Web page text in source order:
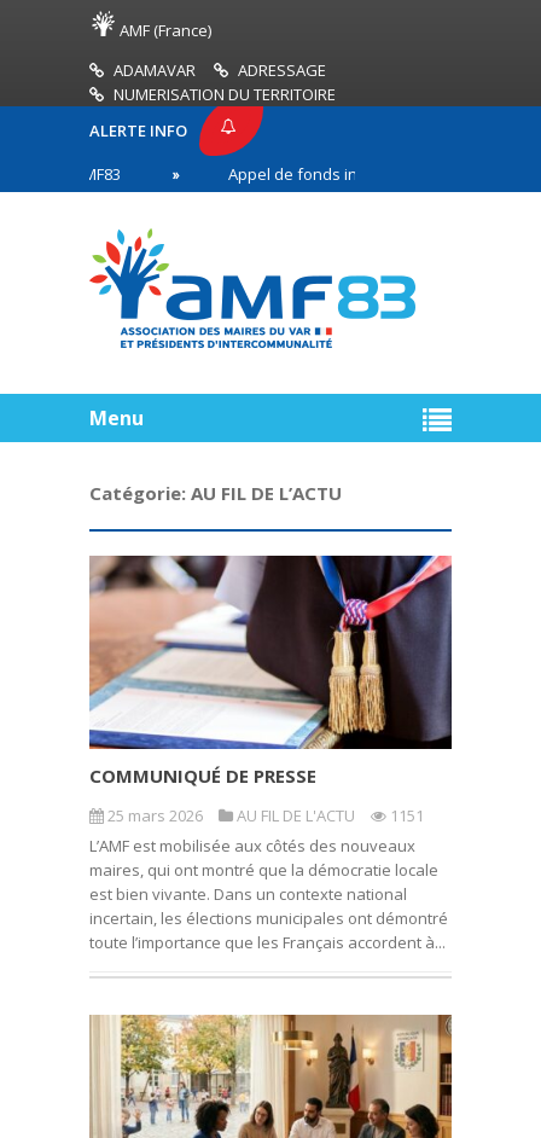
AMF (France)
ADAMAVAR
ADRESSAGE
NUMERISATION DU TERRITOIRE
ALERTE INFO
Appel de fonds incendies de forêt
première ligne
Menu
Catégorie: AU FIL DE L’ACTU
COMMUNIQUÉ DE PRESSE
25 mars 2026 AU FIL DE L'ACTU
1151
L’AMF est mobilisée aux côtés des nouveaux
maires, qui ont montré que la démocratie locale
est bien vivante. Dans un contexte national
incertain, les élections municipales ont démontré
toute l’importance que les Français accordent à...